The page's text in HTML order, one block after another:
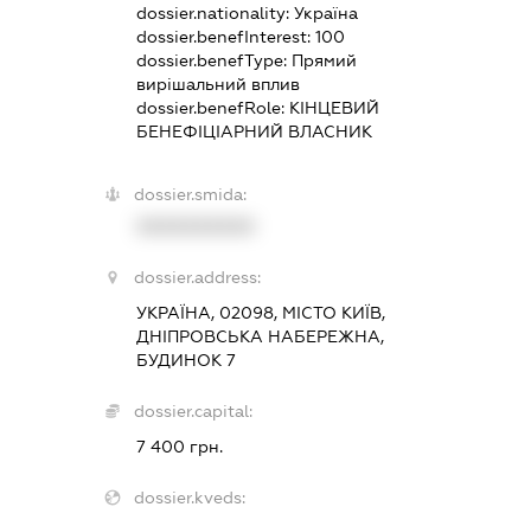
dossier.nationality: Україна
dossier.benefInterest: 100
dossier.benefType: Прямий
вирішальний вплив
dossier.benefRole: КІНЦЕВИЙ
БЕНЕФІЦІАРНИЙ ВЛАСНИК
dossier.smida:
dossier.address:
УКРАЇНА, 02098, МІСТО КИЇВ,
ДНІПРОВСЬКА НАБЕРЕЖНА,
БУДИНОК 7
dossier.capital:
7 400 грн.
dossier.kveds: